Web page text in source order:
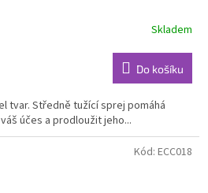
Skladem
Do košíku
tvar. Středně tužící sprej pomáhá
účes a prodloužit jeho...
Kód: ECC018